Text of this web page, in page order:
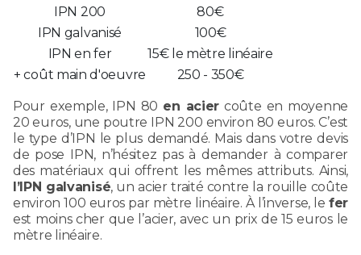
IPN 200
80€
IPN galvanisé
100€
IPN en fer
15€ le mètre linéaire
+ coût main d'oeuvre
250 - 350€
Pour exemple, IPN 80 en acier coûte en moyenne
20 euros, une poutre IPN 200 environ 80 euros. C’est
le type d’IPN le plus demandé. Mais dans votre devis
de pose IPN, n’hésitez pas à demander à comparer
des matériaux qui offrent les mêmes attributs. Ainsi,
l’IPN galvanisé, un acier traité contre la rouille coûte
environ 100 euros par mètre linéaire. À l’inverse, le fer
est moins cher que l’acier, avec un prix de 15 euros le
mètre linéaire.